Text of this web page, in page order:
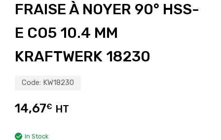
FRAISE À NOYER 90° HSS-
E CO5 10.4 MM
KRAFTWERK 18230
Code: KW18230
14,67€ HT
In Stock